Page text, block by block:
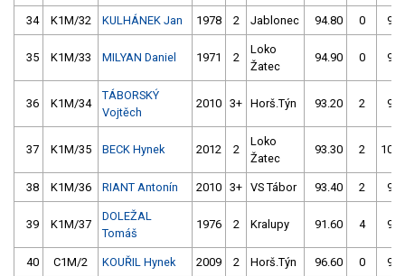
34 K1M/32 KULHÁNEK Jan 1978 2 Jablonec 94.80 0
35 K1M/33 MILYAN Daniel 1971 2
Loko
Žatec
94.90 0
36 K1M/34
TÁBORSKÝ
Vojtěch
2010 3+ Horš.Týn 93.20 2
37 K1M/35 BECK Hynek 2012 2
Loko
Žatec
93.30 2
38 K1M/36 RIANT Antonín 2010 3+ VS Tábor 93.40 2
39 K1M/37
DOLEŽAL
Tomáš
1976 2 Kralupy 91.60 4
40 C1M/2 KOUŘIL Hynek 2009 2 Horš.Týn 96.60 0